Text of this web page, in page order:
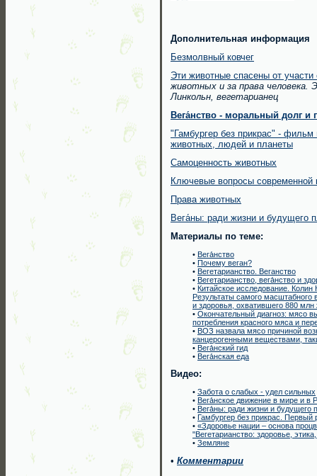
Дополнительная информация
Безмолвный ковчег
Эти животные спасены от
животных и за права человека.
Линкольн, вегетарианец
Вега́нство - моральный долг и
"Гамбургер без прикрас" -
животных, людей и планеты
Самоценность животных
Ключевые вопросы современной
Права животных
Вега́ны: ради жизни и будущего
Материалы по теме:
• Вега́нство
• Почему веган?
• Вегетарианство. Веганство
• Вегетарианство, вега́нство и
• Китайское исследование.
Результаты самого масштабного
и здоровья, охватившего 880
• Окончательный диагноз: мясо
потребления красного мяса и
• ВОЗ назвала мясо причиной
канцерогенными веществами,
• Вега́нский гид
• Вега́нская еда
Видео:
• Забота о слабых - удел сильных
• Вега́нское движение в мире и в
• Вега́ны: ради жизни и будущего
• Гамбургер без прикрас. Первый
• «Здоровье нации – основа
"Вегетарианство: здоровье,
• Земляне
• Комментарии